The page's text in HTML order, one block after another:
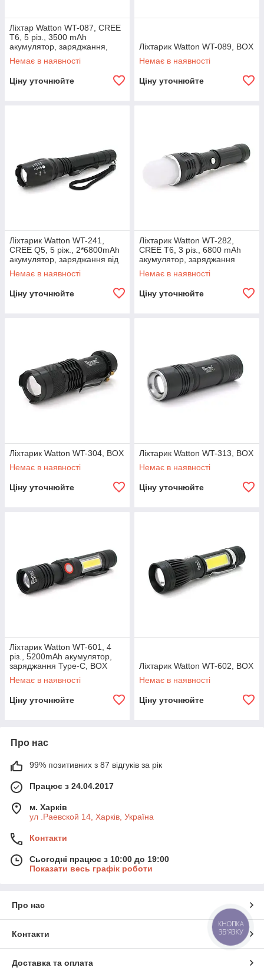
Ліхтар Watton WT-087, CREE
T6, 5 різ., 3500 mAh
акумулятор, заряджання,
BOX
Немає в наявності
Ціну уточнюйте
Ліхтарик Watton WT-089, BOX
Немає в наявності
Ціну уточнюйте
Ліхтарик Watton WT-241,
CREE Q5, 5 ріж., 2*6800mAh
акумулятор, заряджання від
мережі + АЗП + заряджання
для акум., BOX
Немає в наявності
Ціну уточнюйте
Ліхтарик Watton WT-282,
CREE T6, 3 різ., 6800 mAh
акумулятор, заряджання
220+ АЗП, BOX
Немає в наявності
Ціну уточнюйте
Ліхтарик Watton WT-304, BOX
Немає в наявності
Ціну уточнюйте
Ліхтарик Watton WT-313, BOX
Немає в наявності
Ціну уточнюйте
Ліхтарик Watton WT-601, 4
різ., 5200mAh акумулятор,
заряджання Type-C, BOX
Немає в наявності
Ціну уточнюйте
Ліхтарик Watton WT-602, BOX
Немає в наявності
Ціну уточнюйте
Про нас
99% позитивних з 87 відгуків за рік
Працює з 24.04.2017
м. Харків
ул .Раевской 14, Харків, Україна
Контакти
Сьогодні працює з 10:00 до 19:00
Показати весь графік роботи
Про нас
Контакти
Доставка та оплата
КНОПКА
ЗВ'ЯЗКУ